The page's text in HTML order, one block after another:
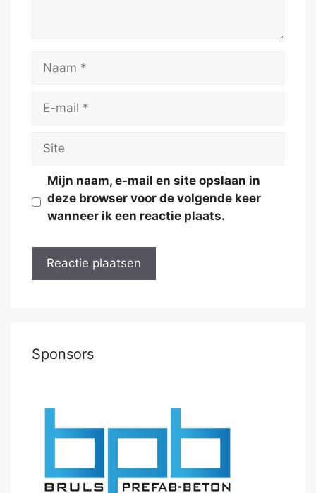
Naam
Site
Mijn naam, e-mail en site opslaan in
deze browser voor de volgende keer
wanneer ik een reactie plaats.
Sponsors